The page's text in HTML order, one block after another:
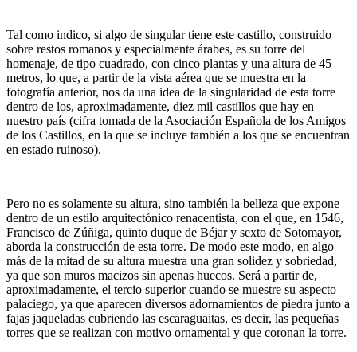
Tal como indico, si algo de singular tiene este castillo, construido
sobre restos romanos y especialmente árabes, es su torre del
homenaje, de tipo cuadrado, con cinco plantas y una altura de 45
metros, lo que, a partir de la vista aérea que se muestra en la
fotografía anterior, nos da una idea de la singularidad de esta torre
dentro de los, aproximadamente, diez mil castillos que hay en
nuestro país (cifra tomada de la Asociación Española de los Amigos
de los Castillos, en la que se incluye también a los que se encuentran
en estado ruinoso).
Pero no es solamente su altura, sino también la belleza que expone
dentro de un estilo arquitectónico renacentista, con el que, en 1546,
Francisco de Zúñiga, quinto duque de Béjar y sexto de Sotomayor,
aborda la construcción de esta torre. De modo este modo, en algo
más de la mitad de su altura muestra una gran solidez y sobriedad,
ya que son muros macizos sin apenas huecos. Será a partir de,
aproximadamente, el tercio superior cuando se muestre su aspecto
palaciego, ya que aparecen diversos adornamientos de piedra junto a
fajas jaqueladas cubriendo las escaraguaitas, es decir, las pequeñas
torres que se realizan con motivo ornamental y que coronan la torre.